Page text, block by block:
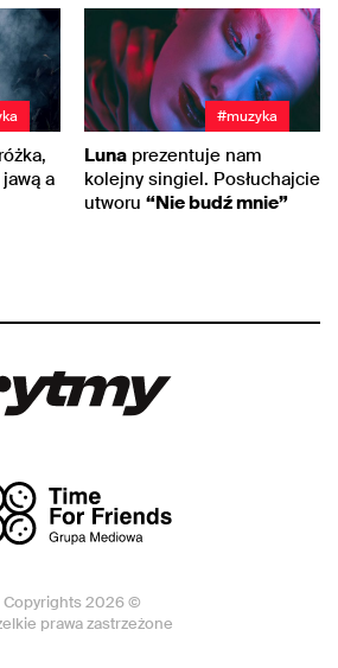
a
#muzyka
Luna prezentuje nam
kolejny singiel. Posłuchajcie
utworu “Nie budź mnie”
Copyrights 2026 ©
prawa zastrzeżone